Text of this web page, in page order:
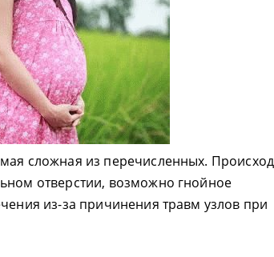
сложная из перечисленных.
отверстии, возможно гнойное
из-за причинения травм узлов при